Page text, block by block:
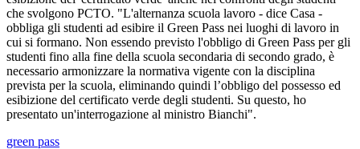
che svolgono PCTO. "L'alternanza scuola lavoro - dice Casa -
obbliga gli studenti ad esibire il Green Pass nei luoghi di lavoro in
cui si formano. Non essendo previsto l'obbligo di Green Pass per gli
studenti fino alla fine della scuola secondaria di secondo grado, è
necessario armonizzare la normativa vigente con la disciplina
prevista per la scuola, eliminando quindi l’obbligo del possesso ed
esibizione del certificato verde degli studenti. Su questo, ho
presentato un'interrogazione al ministro Bianchi".
green pass